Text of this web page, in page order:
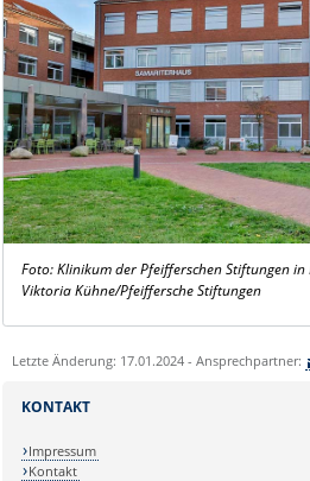
Foto: Klinikum der Pfeifferschen Stiftungen
Viktoria Kühne/Pfeiffersche Stiftungen
Letzte Änderung: 17.01.2024 - Ansprechpartner:
KONTAKT
Impressum
Kontakt